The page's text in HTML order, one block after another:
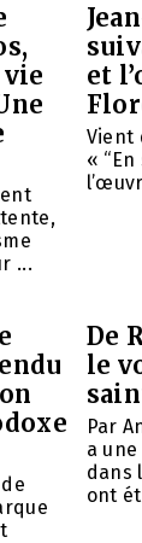
...
et
Vient
«
De
le
Par
a
dans
ont